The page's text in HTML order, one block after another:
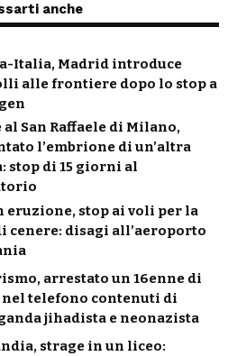
anche
Italia, Madrid introduce
alle frontiere dopo lo stop a
San Raffaele di Milano,
l’embrione di un’altra
stop di 15 giorni al
eruzione, stop ai voli per la
cenere: disagi all’aeroporto
arrestato un 16enne di
nel telefono contenuti di
jihadista e neonazista
strage in un liceo: